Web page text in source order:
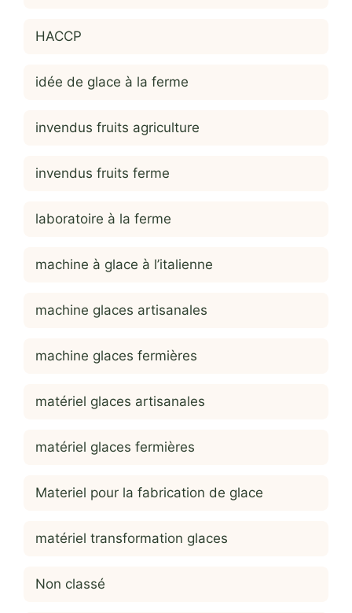
HACCP
idée de glace à la ferme
invendus fruits agriculture
invendus fruits ferme
laboratoire à la ferme
machine à glace à l’italienne
machine glaces artisanales
machine glaces fermières
matériel glaces artisanales
matériel glaces fermières
Materiel pour la fabrication de glace
matériel transformation glaces
Non classé